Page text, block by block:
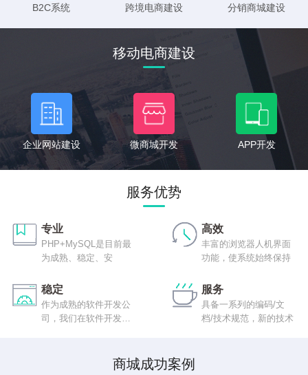
B2C系统 跨境电商建设 分销商城建设
移动电商建设
企业网站建设 微商城开发 APP开发
服务优势
专业
PHP+MySQL是目前最
为成熟、稳定、安
高效
丰富的浏览器人机界面
功能，使系统始终保持
稳定
作为成熟的软件开发公
司，我们在软件开发程
服务
具备一系列的编码/文
档/技术规范，新的技术
商城成功案例